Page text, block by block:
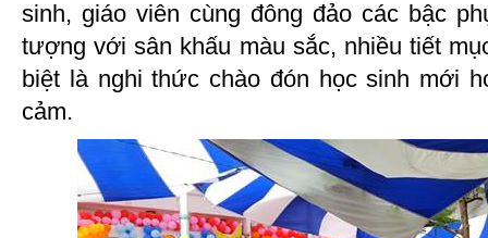
sinh, giáo viên cùng đông đảo các bậc
tượng với sân khấu màu sắc, nhiều tiết
biệt là nghi thức chào đón học sinh mới
cảm.